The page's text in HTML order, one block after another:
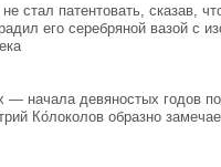
стал патентовать, сказав,
его серебряной вазой с
начала девяностых годов
Ко́локолов образно